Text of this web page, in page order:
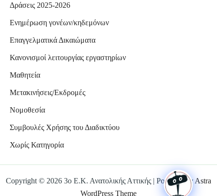
Δράσεις 2025-2026
Ενημέρωση γονέων/κηδεμόνων
Επαγγελματικά Δικαιώματα
Κανονισμοί λειτουργίας εργαστηρίων
Μαθητεία
Μετακινήσεις/Εκδρομές
Νομοθεσία
Συμβουλές Χρήσης του Διαδικτύου
Χωρίς Κατηγορία
Copyright © 2026 3ο Ε.Κ. Ανατολικής Αττικής | Powered by Astra
WordPress Theme